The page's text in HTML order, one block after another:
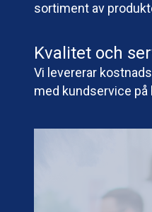
sortiment av
Kvalitet och
Vi levererar
med kundservice på